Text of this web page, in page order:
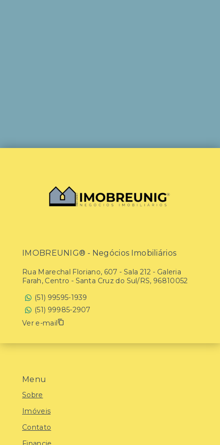
Menu
Sobre
Imóveis
Contato
IMOBREUNIG® - Negócios Imobiliários
Rua Marechal Floriano, 607 - Sala 212 - Galeria
Farah, Centro - Santa Cruz do Sul/RS, 96810052
(51) 99595-1939
(51) 99985-2907
Ver e-mail